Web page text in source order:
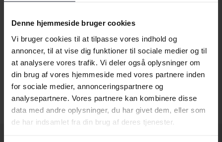
Denne hjemmeside bruger cookies
Vi bruger cookies til at tilpasse vores indhold og
annoncer, til at vise dig funktioner til sociale medier og til
at analysere vores trafik. Vi deler også oplysninger om
din brug af vores hjemmeside med vores partnere inden
for sociale medier, annonceringspartnere og
analysepartnere. Vores partnere kan kombinere disse
data med andre oplysninger, du har givet dem, eller som
de har indsamlet fra din brug af deres tjenester.
Dodge
Ferrari
Fiat
Ford
Honda
MG
MINI
Mitsubishi
Nissan
Opel
Volkswagen
Volvo